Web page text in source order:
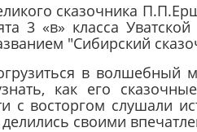
сказочника
3 «в» класса
"Сибирский
в волшебный
как его
с восторгом слушали
своими